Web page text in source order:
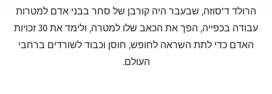
הרולד ד'סוזה, שבעבר היה קורבן של סחר בבני אדם למטרות
עבודה בכפייה, הפך את הכאב שלו למטרה, ולימד את 30 זכויות
האדם כדי לתת השראה לחופש, חוסן וכבוד לשורדים ברחבי
העולם.